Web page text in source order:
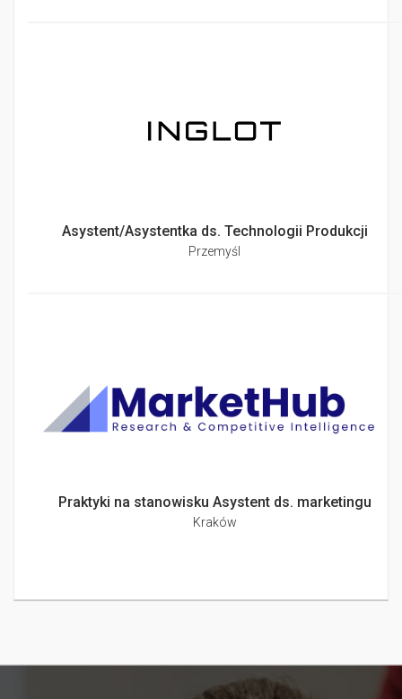
Asystent/Asystentka ds. Technologii Produkcji
Przemyśl
Praktyki na stanowisku Asystent ds. marketingu
Kraków